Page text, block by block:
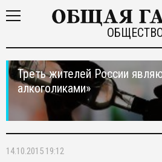
Треть жителей России
алкоголиками»
14.10.2015 19:12